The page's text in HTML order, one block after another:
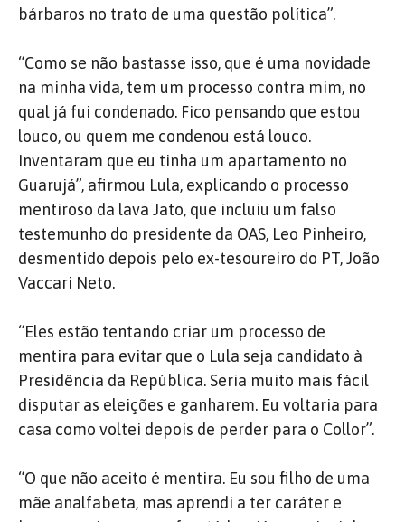
bárbaros no trato de uma questão política”.
“Como se não bastasse isso, que é uma novidade
na minha vida, tem um processo contra mim, no
qual já fui condenado. Fico pensando que estou
louco, ou quem me condenou está louco.
Inventaram que eu tinha um apartamento no
Guarujá”, afirmou Lula, explicando o processo
mentiroso da lava Jato, que incluiu um falso
testemunho do presidente da OAS, Leo Pinheiro,
desmentido depois pelo ex-tesoureiro do PT, João
Vaccari Neto.
“Eles estão tentando criar um processo de
mentira para evitar que o Lula seja candidato à
Presidência da República. Seria muito mais fácil
disputar as eleições e ganharem. Eu voltaria para
casa como voltei depois de perder para o Collor”.
“O que não aceito é mentira. Eu sou filho de uma
mãe analfabeta, mas aprendi a ter caráter e